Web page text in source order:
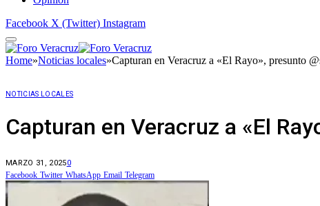
Facebook X (Twitter) Instagram
Home»Noticias locales»Capturan en Veracruz a «El Rayo», presunto
NOTICIAS LOCALES
Capturan en Veracruz a «El
MARZO 31, 20250
Facebook Twitter WhatsApp Email Telegram